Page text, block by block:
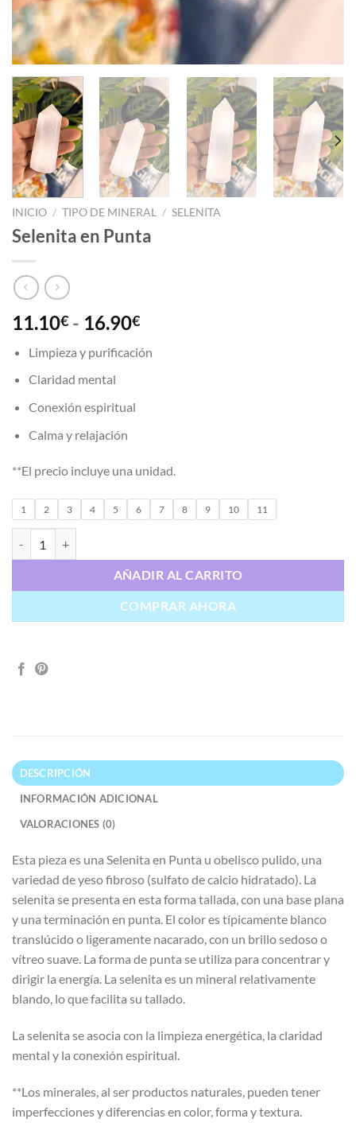
INICIO / TIPO DE MINERAL / SELENITA
Selenita en Punta
11.10€ - 16.90€Rango
precios:
Limpieza y purificación
Claridad mental
Conexión espiritual
Calma y relajación
**El precio incluye una unidad.
1 2 3 4 5 6 7 8 9 10 11
AÑADIR AL CARRITO
COMPRAR AHORA
DESCRIPCIÓN
INFORMACIÓN ADICIONAL
VALORACIONES (0)
Esta pieza es una Selenita en Punta u obelisco pulido, una
variedad de yeso fibroso (sulfato de calcio hidratado). La
selenita se presenta en esta forma tallada, con una base plana
y una terminación en punta. El color es típicamente blanco
translúcido o ligeramente nacarado, con un brillo sedoso o
vítreo suave. La forma de punta se utiliza para concentrar y
dirigir la energía. La selenita es un mineral relativamente
blando, lo que facilita su tallado.
La selenita se asocia con la limpieza energética, la claridad
mental y la conexión espiritual.
**Los minerales, al ser productos naturales, pueden tener
imperfecciones y diferencias en color, forma y textura.